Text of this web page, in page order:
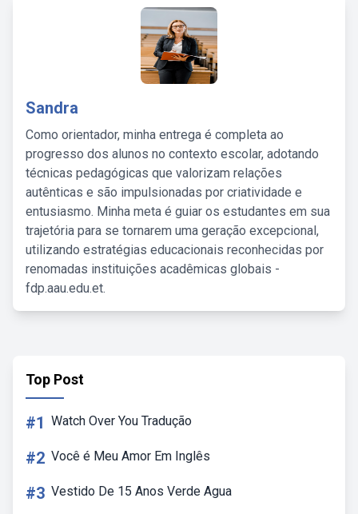
Sandra
Como orientador, minha entrega é completa ao
progresso dos alunos no contexto escolar, adotando
técnicas pedagógicas que valorizam relações
autênticas e são impulsionadas por criatividade e
entusiasmo. Minha meta é guiar os estudantes em sua
trajetória para se tornarem uma geração excepcional,
utilizando estratégias educacionais reconhecidas por
renomadas instituições acadêmicas globais -
fdp.aau.edu.et.
Top Post
#1 Watch Over You Tradução
#2 Você é Meu Amor Em Inglês
#3 Vestido De 15 Anos Verde Agua